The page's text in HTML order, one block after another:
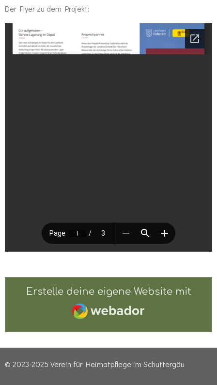
Der Flyer zu dem Projekt:
Erstelle deine eigene Website mit
Webador
© 2023-2025 Verein für Heimatpflege im Schuttergäu